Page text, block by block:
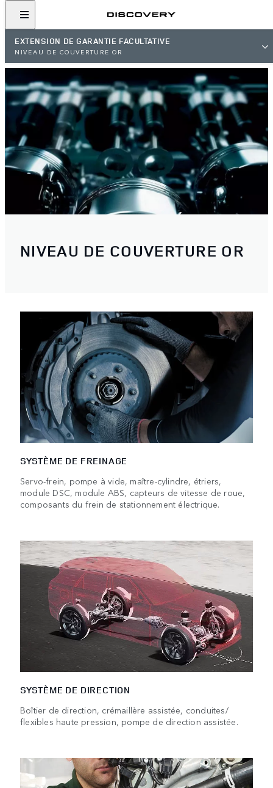
EXTENSION DE GARANTIE FACULTATIVE
NIVEAU DE COUVERTURE OR
NIVEAU DE COUVERTURE OR
SYSTÈME DE FREINAGE
Servo-frein, pompe à vide, maître-cylindre, étriers,
module DSC, module ABS, capteurs de vitesse de roue,
composants du frein de stationnement électrique.
SYSTÈME DE DIRECTION
Boîtier de direction, crémaillère assistée, conduites/​
flexibles haute pression, pompe de direction assistée.